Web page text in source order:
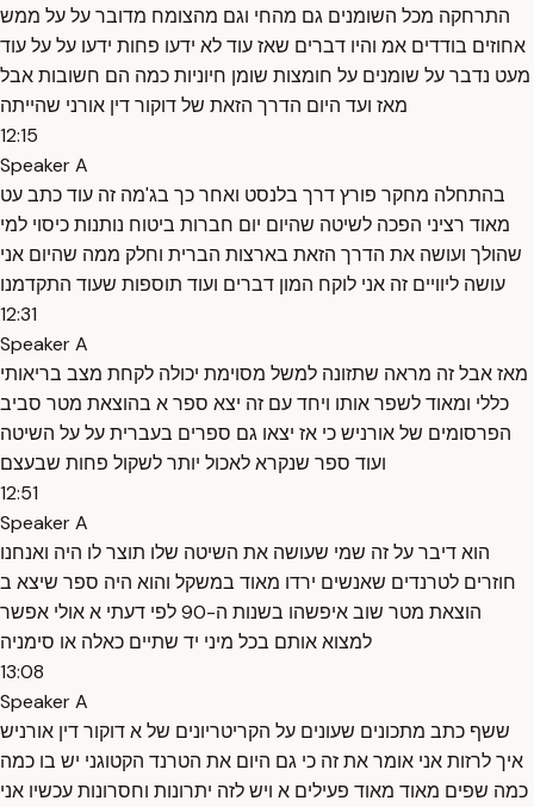
התרחקה מכל השומנים גם מהחי וגם מהצומח מדובר על על ממש
אחוזים בודדים אמ והיו דברים שאז עוד לא ידעו פחות ידעו על על עוד
מעט נדבר על שומנים על חומצות שומן חיוניות כמה הם חשובות אבל
מאז ועד היום הדרך הזאת של דוקור דין אורני שהייתה
12:15
Speaker A
בהתחלה מחקר פורץ דרך בלנסט ואחר כך בג'מה זה עוד כתב עט
מאוד רציני הפכה לשיטה שהיום יום חברות ביטוח נותנות כיסוי למי
שהולך ועושה את הדרך הזאת בארצות הברית וחלק ממה שהיום אני
עושה ליוויים זה אני לוקח המון דברים ועוד תוספות שעוד התקדמנו
12:31
Speaker A
מאז אבל זה מראה שתזונה למשל מסוימת יכולה לקחת מצב בריאותי
כללי ומאוד לשפר אותו ויחד עם זה יצא ספר א בהוצאת מטר סביב
הפרסומים של אורניש כי אז יצאו גם ספרים בעברית על על השיטה
ועוד ספר שנקרא לאכול יותר לשקול פחות שבעצם
12:51
Speaker A
הוא דיבר על זה שמי שעושה את השיטה שלו תוצר לו היה ואנחנו
חוזרים לטרנדים שאנשים ירדו מאוד במשקל והוא היה ספר שיצא ב
הוצאת מטר שוב איפשהו בשנות ה-90 לפי דעתי א אולי אפשר
למצוא אותם בכל מיני יד שתיים כאלה או סימניה
13:08
Speaker A
ששף כתב מתכונים שעונים על הקריטריונים של א דוקור דין אורניש
איך לרזות אני אומר את זה כי גם היום את הטרנד הקטוגני יש בו כמה
כמה שפים מאוד מאוד פעילים א ויש לזה יתרונות וחסרונות עכשיו אני